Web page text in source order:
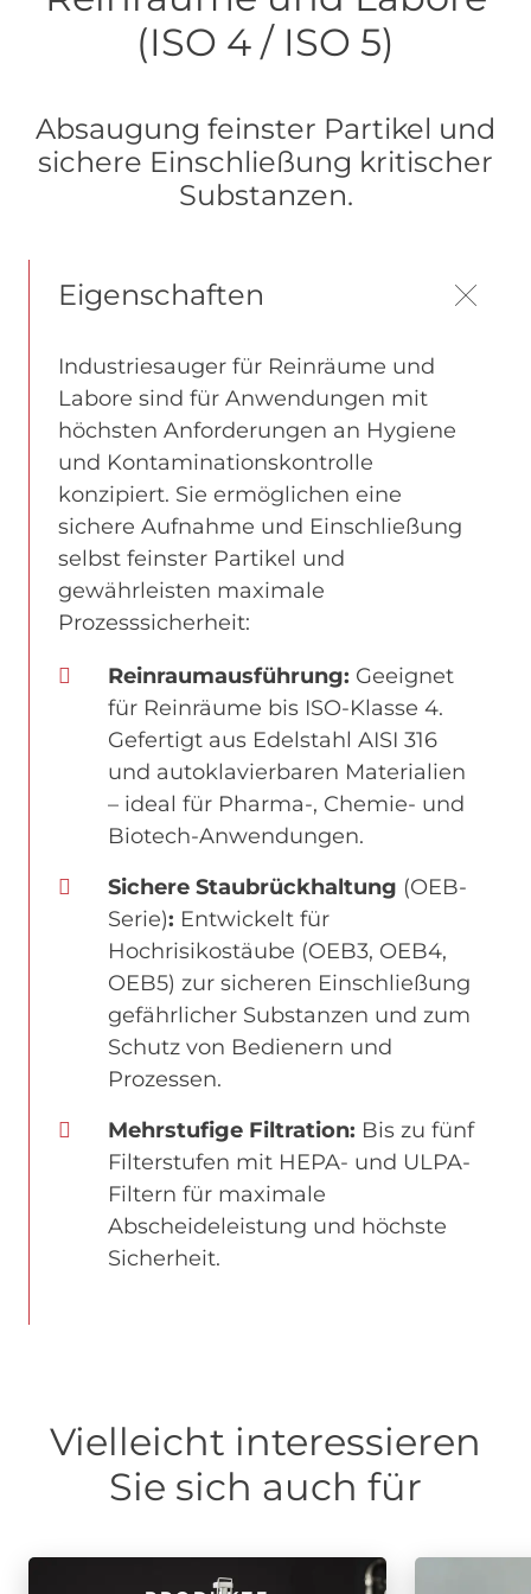
(ISO 4 / ISO 5)
Absaugung feinster Partikel und
sichere Einschließung kritischer
Substanzen.
Eigenschaften
Industriesauger für Reinräume und
Labore sind für Anwendungen mit
höchsten Anforderungen an Hygiene
und Kontaminationskontrolle
konzipiert. Sie ermöglichen eine
sichere Aufnahme und Einschließung
selbst feinster Partikel und
gewährleisten maximale
Prozesssicherheit:
Reinraumausführung: Geeignet
für Reinräume bis ISO-Klasse 4.
Gefertigt aus Edelstahl AISI 316
und autoklavierbaren Materialien
– ideal für Pharma-, Chemie- und
Biotech-Anwendungen.
Sichere Staubrückhaltung (OEB-
Serie): Entwickelt für
Hochrisikostäube (OEB3, OEB4,
OEB5) zur sicheren Einschließung
gefährlicher Substanzen und zum
Schutz von Bedienern und
Prozessen.
Mehrstufige Filtration: Bis zu fünf
Filterstufen mit HEPA- und ULPA-
Filtern für maximale
Abscheideleistung und höchste
Sicherheit.
Vielleicht interessieren
Sie sich auch für
Image